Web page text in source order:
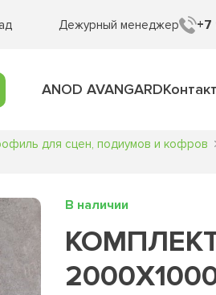
Дежурный менеджер +7
ANOD AVANGARD
для сцен, подиумов и кофров
В наличии